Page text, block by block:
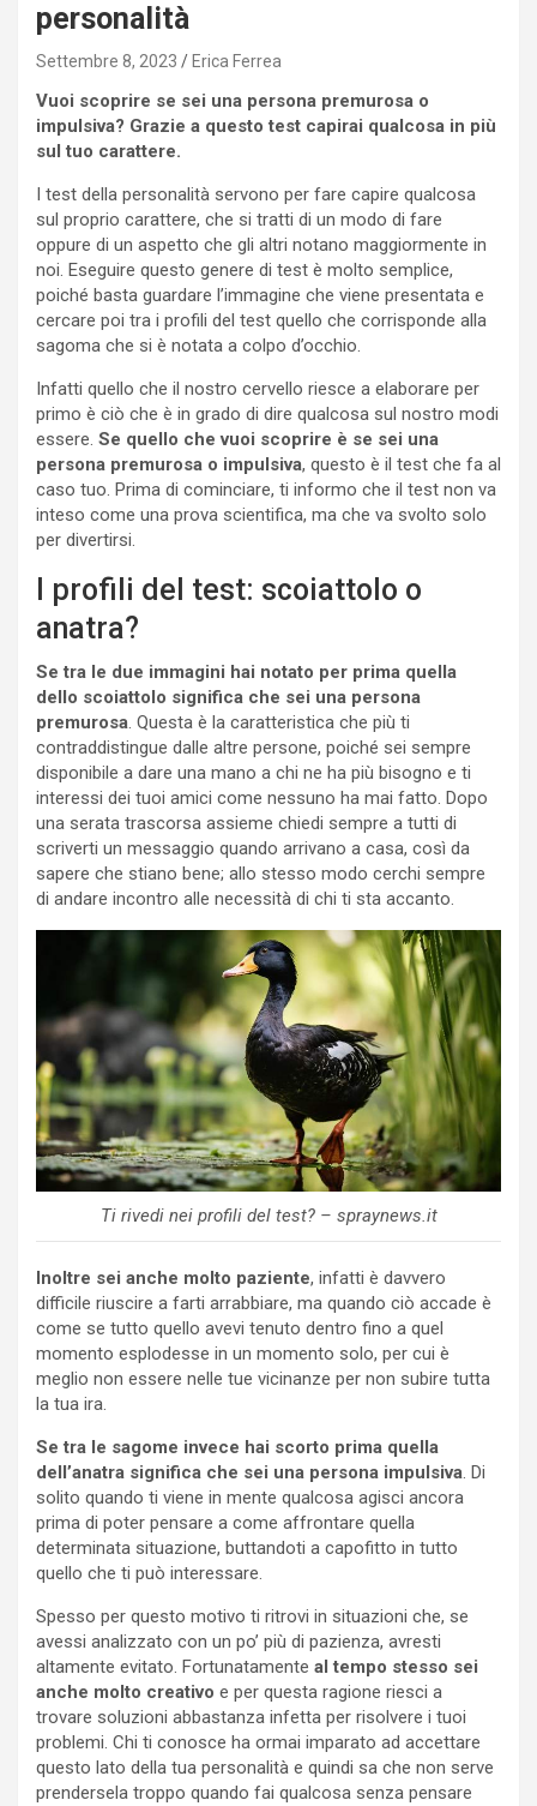
personalità
Settembre 8, 2023 Erica Ferrea
Vuoi scoprire se sei una persona premurosa o
impulsiva? Grazie a questo test capirai qualcosa in più
sul tuo carattere.
I test della personalità servono per fare capire qualcosa
sul proprio carattere, che si tratti di un modo di fare
oppure di un aspetto che gli altri notano maggiormente in
noi. Eseguire questo genere di test è molto semplice,
poiché basta guardare l’immagine che viene presentata e
cercare poi tra i profili del test quello che corrisponde alla
sagoma che si è notata a colpo d’occhio.
Infatti quello che il nostro cervello riesce a elaborare per
primo è ciò che è in grado di dire qualcosa sul nostro modi
essere. Se quello che vuoi scoprire è se sei una
persona premurosa o impulsiva, questo è il test che fa al
caso tuo. Prima di cominciare, ti informo che il test non va
inteso come una prova scientifica, ma che va svolto solo
per divertirsi.
I profili del test: scoiattolo o
anatra?
Se tra le due immagini hai notato per prima quella
dello scoiattolo significa che sei una persona
premurosa. Questa è la caratteristica che più ti
contraddistingue dalle altre persone, poiché sei sempre
disponibile a dare una mano a chi ne ha più bisogno e ti
interessi dei tuoi amici come nessuno ha mai fatto. Dopo
una serata trascorsa assieme chiedi sempre a tutti di
scriverti un messaggio quando arrivano a casa, così da
sapere che stiano bene; allo stesso modo cerchi sempre
di andare incontro alle necessità di chi ti sta accanto.
Ti rivedi nei profili del test? – spraynews.it
Inoltre sei anche molto paziente, infatti è davvero
difficile riuscire a farti arrabbiare, ma quando ciò accade è
come se tutto quello avevi tenuto dentro fino a quel
momento esplodesse in un momento solo, per cui è
meglio non essere nelle tue vicinanze per non subire tutta
la tua ira.
Se tra le sagome invece hai scorto prima quella
dell’anatra significa che sei una persona impulsiva. Di
solito quando ti viene in mente qualcosa agisci ancora
prima di poter pensare a come affrontare quella
determinata situazione, buttandoti a capofitto in tutto
quello che ti può interessare.
Spesso per questo motivo ti ritrovi in situazioni che, se
avessi analizzato con un po’ più di pazienza, avresti
altamente evitato. Fortunatamente al tempo stesso sei
anche molto creativo e per questa ragione riesci a
trovare soluzioni abbastanza infetta per risolvere i tuoi
problemi. Chi ti conosce ha ormai imparato ad accettare
questo lato della tua personalità e quindi sa che non serve
prendersela troppo quando fai qualcosa senza pensare